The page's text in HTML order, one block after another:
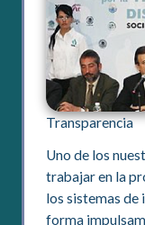
Transparencia
Uno de los
trabajar en la
los sistemas de
forma